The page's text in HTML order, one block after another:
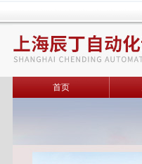
首页